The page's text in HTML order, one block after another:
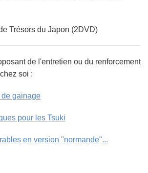
Trésors du Japon (2DVD)
de l'entretien ou du renforcement
soi :
gainage
pour les Tsuki
en version "normande"...